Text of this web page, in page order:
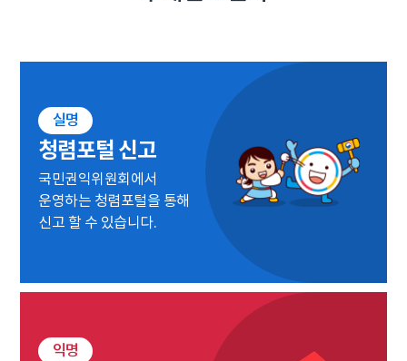
실명
청렴포털 신고
국민권익위원회에서
운영하는 청렴포털을 통해
신고 할 수 있습니다.
익명